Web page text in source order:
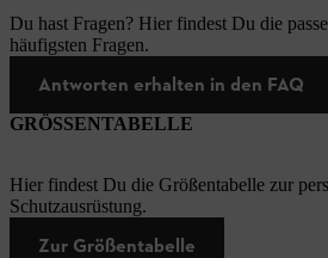
Du hast Fragen? Hier findest Du die
häufigsten Fragen.
Antworten erhalten in den FAQ
GRÖSSENTABELLE
Hier findest Du die Größentabelle zur
Schutzausrüstung.
Zur Größentabelle